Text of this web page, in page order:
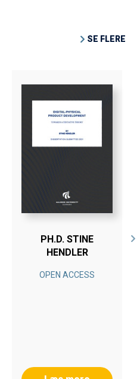
SE FLERE
PH.D. STINE
HENDLER
OPEN ACCESS